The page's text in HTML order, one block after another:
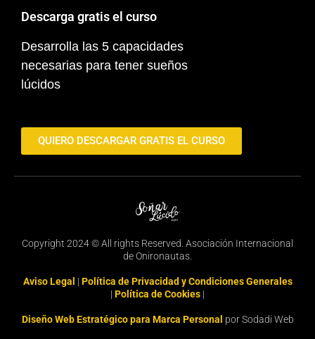
Descarga gratis el curso
Desarrolla las 5 capacidades
necesarias para tener sueños
lúcidos
QUIERO DESCARGAR GRATIS EL CURSO
Copyright 2024 © All rights Reserved. Asociación Internacional
de Onironautas.
Aviso Legal | Política de Privacidad y Condiciones Generales
| Política de Cookies |
Diseño Web Estratégico para Marca Personal por Sodadi Web